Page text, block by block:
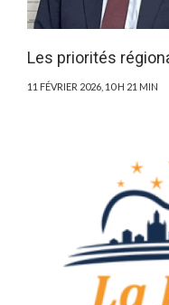
Les priorités
11 FÉVRIER 2026, 10 H 21 MIN